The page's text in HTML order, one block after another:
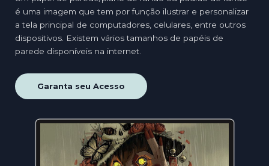
é uma imagem que tem por função ilustrar e personalizar
a tela principal de computadores, celulares, entre outros
dispositivos. Existem vários tamanhos de papéis de
parede disponíveis na internet.
Garanta seu Acesso